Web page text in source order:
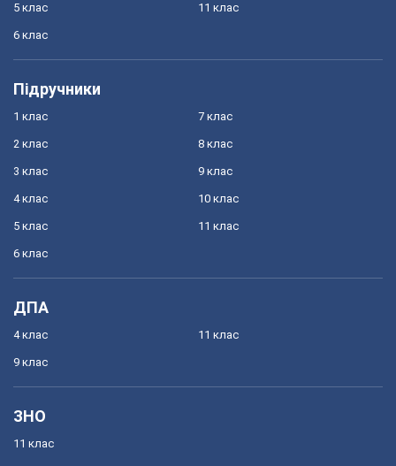
5 клас
6 клас
11 клас
Підручники
1 клас
2 клас
3 клас
4 клас
5 клас
6 клас
7 клас
8 клас
9 клас
10 клас
11 клас
ДПА
4 клас
9 клас
11 клас
ЗНО
11 клас